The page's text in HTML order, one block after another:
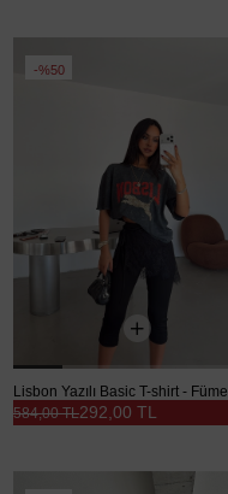
%50
Lisbon Yazılı Basic T-shirt - Füme
292,00 TL
584,00 TL